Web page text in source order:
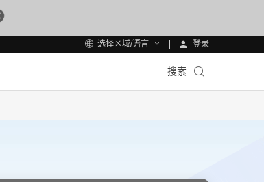
选择区域/语言 登录
搜索